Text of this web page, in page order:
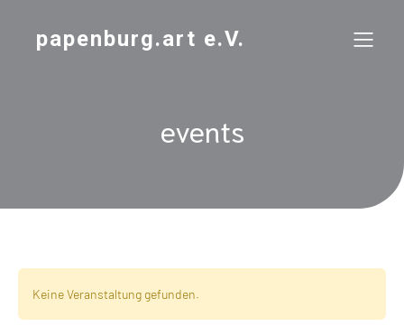
papenburg.art e.V.
events
Keine Veranstaltung gefunden.